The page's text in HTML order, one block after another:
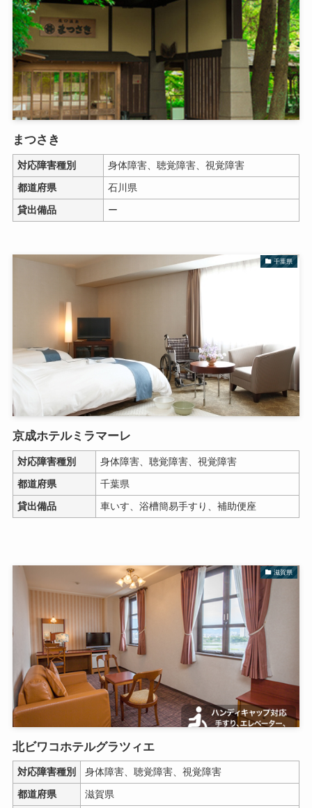
まつさき
対応障害種別
身体障害、聴覚障害、視覚障害
都道府県
石川県
貸出備品
ー
千葉県
京成ホテルミラマーレ
対応障害種別
身体障害、聴覚障害、視覚障害
都道府県
千葉県
貸出備品
車いす、浴槽簡易手すり、補助便座
滋賀県
北ビワコホテルグラツィエ
対応障害種別
身体障害、聴覚障害、視覚障害
都道府県
滋賀県